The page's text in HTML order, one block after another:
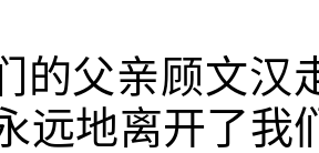
父亲顾文汉走
远地离开了我